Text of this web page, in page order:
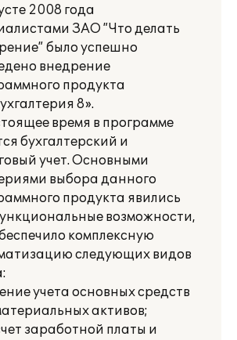
2008 года
ЗАО ”Что делать
было успешно
внедрение
продукта
8».
время в программе
бухгалтерский и
учет. Основными
выбора данного
продукта явились
возможности,
комплексную
следующих видов
учета основных средств
активов;
заработной платы и